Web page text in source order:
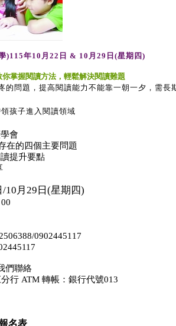
)115年10月22日 & 10月29日(星期四)
掌握閱讀方法，輕鬆解決閱讀難題
的問題，提高閱讀能力不能靠一朝一夕，需長
孩子進入閱讀領域
會
在的四個主要問題
升要點
10月29日(星期四)
0902445117
們聯絡
行 ATM 轉帳：銀行代號013
名表